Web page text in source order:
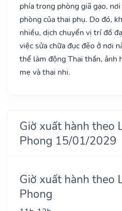
phía trong phòng giã gạo,
phòng của thai phụ. Do đó,
nhiều, dịch chuyển vị trí đồ
việc sửa chữa đục đẽo ở nơi
thể làm động Thai thần, ảnh
mẹ và thai nhi.
Giờ xuất hành theo
Phong 15/01/2029
Giờ xuất hành theo
Phong